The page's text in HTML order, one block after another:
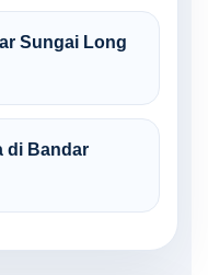
Sungai Long
di Bandar